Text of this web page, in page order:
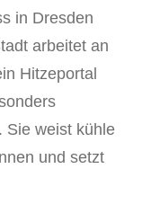
in Dresden
arbeitet an
Hitzeportal
Sie weist kühle
und setzt